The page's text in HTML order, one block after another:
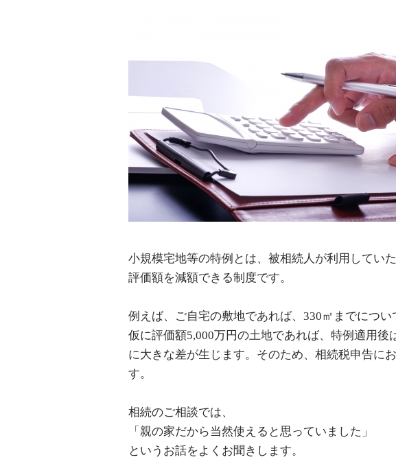
小規模宅地等の特例とは、被相続人が利用してい
評価額を減額できる制度です。
例えば、ご自宅の敷地であれば、330㎡までについ
仮に評価額5,000万円の土地であれば、特例適用
に大きな差が生じます。そのため、相続税申告に
す。
相続のご相談では、
「親の家だから当然使えると思っていました」
というお話をよくお聞きします。